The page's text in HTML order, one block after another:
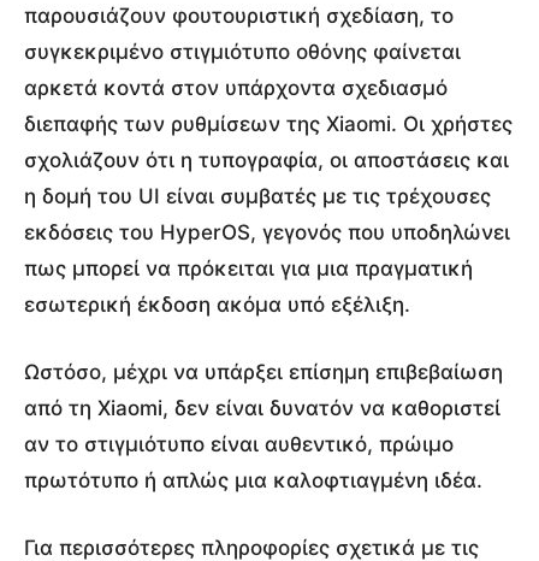
παρουσιάζουν φουτουριστική σχεδίαση, το
συγκεκριμένο στιγμιότυπο οθόνης φαίνεται
αρκετά κοντά στον υπάρχοντα σχεδιασμό
διεπαφής των ρυθμίσεων της Xiaomi. Οι χρήστες
σχολιάζουν ότι η τυπογραφία, οι αποστάσεις και
η δομή του UI είναι συμβατές με τις τρέχουσες
εκδόσεις του HyperOS, γεγονός που υποδηλώνει
πως μπορεί να πρόκειται για μια πραγματική
εσωτερική έκδοση ακόμα υπό εξέλιξη.
Ωστόσο, μέχρι να υπάρξει επίσημη επιβεβαίωση
από τη Xiaomi, δεν είναι δυνατόν να καθοριστεί
αν το στιγμιότυπο είναι αυθεντικό, πρώιμο
πρωτότυπο ή απλώς μια καλοφτιαγμένη ιδέα.
Για περισσότερες πληροφορίες σχετικά με τις